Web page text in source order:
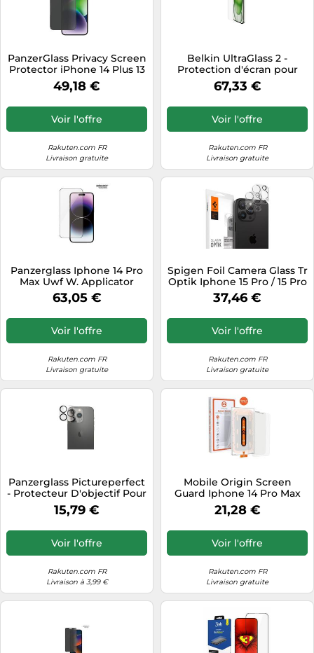
PanzerGlass Privacy Screen
Protector iPhone 14 Plus 13
Pro Max Ultra-Wide Fit w.
EasyAligner Protection
pour Apple - iPhone 14 Plus,
- iPhone 13 Pro Max
49,18 €
Voir l'offre
Rakuten.com FR
Livraison gratuite
Belkin UltraGlass 2 -
Protection d'écran pour
téléphone portable - verre
- pour Apple iPhone 14 Pro
67,33 €
Voir l'offre
Rakuten.com FR
Livraison gratuite
Panzerglass Iphone 14 Pro
Max Uwf W. Applicator
63,05 €
Voir l'offre
Rakuten.com FR
Livraison gratuite
Spigen Foil Camera Glass Tr
Optik Iphone 15 Pro / 15 Pro
Max / 14 Pro / 14 Pro Max
Crystal Clear (2
37,46 €
Voir l'offre
Rakuten.com FR
Livraison gratuite
Panzerglass Pictureperfect
- Protecteur D'objectif Pour
Téléphone Portable -
Couleur De Cadre Noir -
14 Pro Max
15,79 €
Voir l'offre
Rakuten.com FR
Livraison à 3,99 €
Mobile Origin Screen
Guard Iphone 14 Pro Max
2ks S Aplikátorem
21,28 €
Voir l'offre
Rakuten.com FR
Livraison gratuite